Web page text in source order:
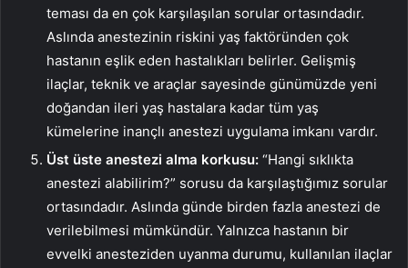
teması da en çok karşılaşılan sorular ortasındadır.
Aslında anestezinin riskini yaş faktöründen çok
hastanın eşlik eden hastalıkları belirler. Gelişmiş
ilaçlar, teknik ve araçlar sayesinde günümüzde yeni
doğandan ileri yaş hastalara kadar tüm yaş
kümelerine inançlı anestezi uygulama imkanı vardır.
Üst üste anestezi alma korkusu: “Hangi sıklıkta
anestezi alabilirim?” sorusu da karşılaştığımız sorular
ortasındadır. Aslında günde birden fazla anestezi de
verilebilmesi mümkündür. Yalnızca hastanın bir
evvelki anesteziden uyanma durumu, kullanılan ilaçlar